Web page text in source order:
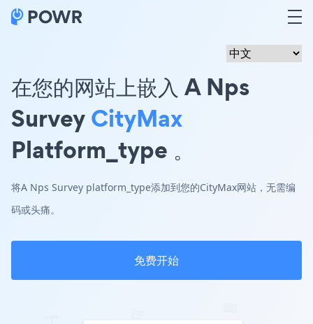
在您的网站上嵌入 A Nps
SurveyCityMax
Platform_type 。
将A Nps Survey platform_type添加到您的CityMax网站，无需编
码或头痛。
免费开始